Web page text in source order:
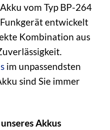
vom Typ BP-264
entwickelt
Kombination aus
im unpassendsten
sind Sie immer
Akkus